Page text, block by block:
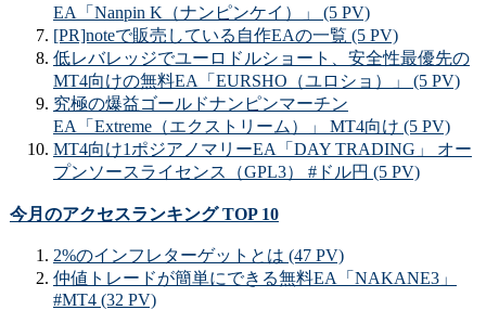
EA「Nanpin K（ナンピンケイ）」 (5 PV)
[PR]noteで販売している自作EAの一覧 (5 PV)
低レバレッジでユーロドルショート、安全性最優先の
MT4向けの無料EA「EURSHO（ユロショ）」 (5 PV)
究極の爆益ゴールドナンピンマーチン
EA「Extreme（エクストリーム）」 MT4向け (5 PV)
MT4向け1ポジアノマリーEA「DAY TRADING」 オー
プンソースライセンス（GPL3） #ドル円 (5 PV)
今月のアクセスランキング TOP 10
2%のインフレターゲットとは (47 PV)
仲値トレードが簡単にできる無料EA「NAKANE3」
#MT4 (32 PV)